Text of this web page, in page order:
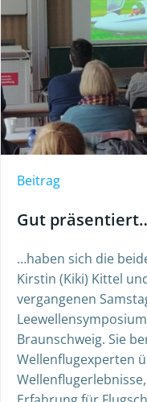
Beitrag
Gut
…haben sich die
Kirstin (Kiki) Kittel
vergangenen
Braunschweig. Sie
Wellenflugexperten